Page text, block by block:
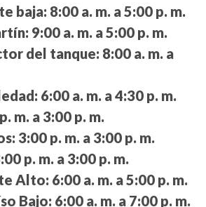
baja: 8:00 a. m. a 5:00 p. m.
9:00 a. m. a 5:00 p. m.
del tanque: 8:00 a. m. a
6:00 a. m. a 4:30 p. m.
m. a 3:00 p. m.
3:00 p. m. a 3:00 p. m.
p. m. a 3:00 p. m.
Alto: 6:00 a. m. a 5:00 p. m.
Bajo: 6:00 a. m. a 7:00 p. m.